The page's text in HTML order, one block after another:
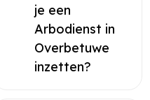
je een
Arbodienst in
Overbetuwe
inzetten?